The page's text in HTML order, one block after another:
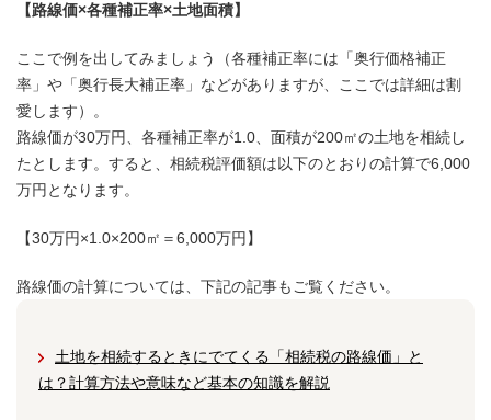
【路線価×各種補正率×土地面積】
ここで例を出してみましょう（各種補正率には「奥行価格補正
率」や「奥行長大補正率」などがありますが、ここでは詳細は割
愛します）。
路線価が30万円、各種補正率が1.0、面積が200㎡の土地を相続し
たとします。すると、相続税評価額は以下のとおりの計算で6,000
万円となります。
【30万円×1.0×200㎡＝6,000万円】
路線価の計算については、下記の記事もご覧ください。
土地を相続するときにでてくる「相続税の路線価」と
は？計算方法や意味など基本の知識を解説